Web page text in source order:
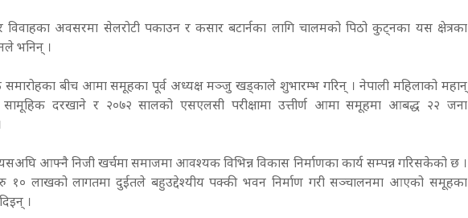
विवाहका अवसरमा सेलरोटी पकाउन र कसार बटार्नका लागि चालमको पिठो कुट्नका यस क्षेत्रका
भनिन् ।
समारोहका बीच आमा समूहका पूर्व अध्यक्ष मञ्जु खड्काले शुभारम्भ गरिन् । नेपाली महिलाको महान्
सामूहिक दरखाने र २०७२ सालको एसएलसी परीक्षामा उत्तीर्ण आमा समूहमा आबद्ध २२ जना
यसअघि आफ्नै निजी खर्चमा समाजमा आवश्यक विभिन्न विकास निर्माणका कार्य सम्पन्न गरिसकेको छ ।
लाखको लागतमा दुईतले बहुउद्देश्यीय पक्की भवन निर्माण गरी सञ्चालनमा आएको समूहका
।